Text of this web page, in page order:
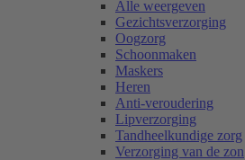
Alle weergeven
Gezichtsverzorging
Oogzorg
Schoonmaken
Maskers
Heren
Anti-veroudering
Lipverzorging
Tandheelkundige zorg
Verzorging van de zon